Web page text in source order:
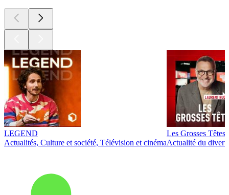
LEGEND
Actualités, Culture et société, Télévision et cinéma
Les Grosses Têtes
Actualité du